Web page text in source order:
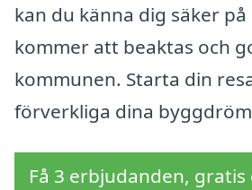
kan du känna dig säker
kommer att beaktas och
kommunen. Starta din
förverkliga dina
Få 3 erbjudanden,